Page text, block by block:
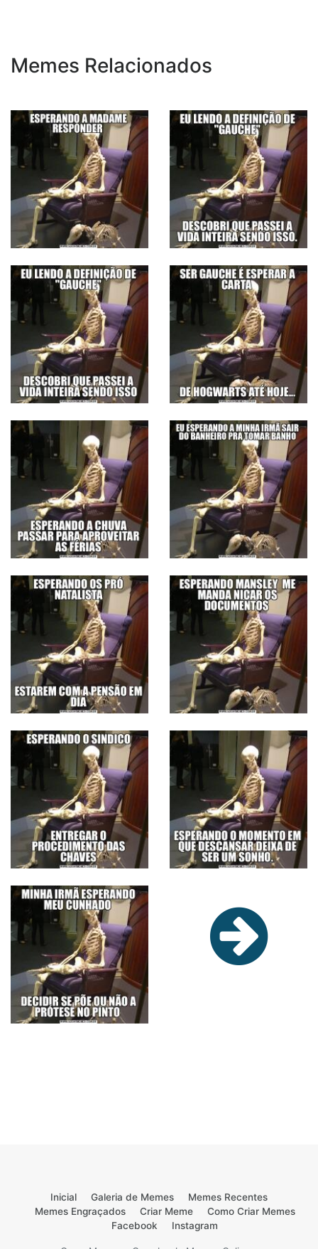
Memes Relacionados
Inicial Galeria de Memes
Memes Recentes
Memes Engraçados
Criar Meme
Como Criar Memes
Facebook
Instagram